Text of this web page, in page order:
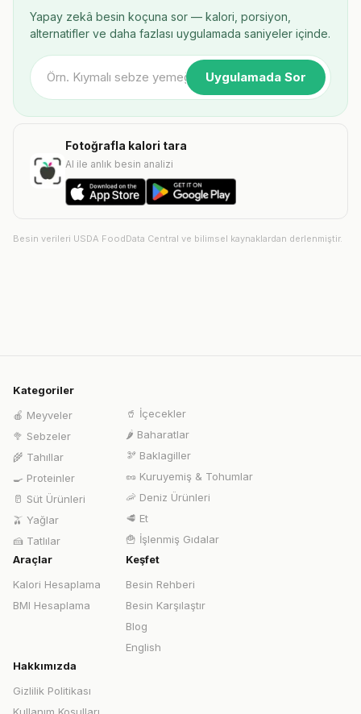
Yapay zekâ besin koçuna sor — kalori, porsiyon,
alternatifler ve daha fazlası uygulamada saniyeler içinde.
Uygulamada Sor
Fotoğrafla kalori tara
AI ile anlık besin analizi
Besin verileri USDA FoodData Central ve bilimsel kaynaklardan derlenmiştir.
Kategoriler
🍎 Meyveler
🥦 Sebzeler
🌾 Tahıllar
🍳 Proteinler
🥛 Süt Ürünleri
🫒 Yağlar
🍰 Tatlılar
🥤 İçecekler
🌶️ Baharatlar
🫘 Baklagiller
🥜 Kuruyemiş & Tohumlar
🦐 Deniz Ürünleri
🥩 Et
🍟 İşlenmiş Gıdalar
Araçlar
Kalori Hesaplama
BMI Hesaplama
Keşfet
Besin Rehberi
Besin Karşılaştır
Blog
English
Hakkımızda
Gizlilik Politikası